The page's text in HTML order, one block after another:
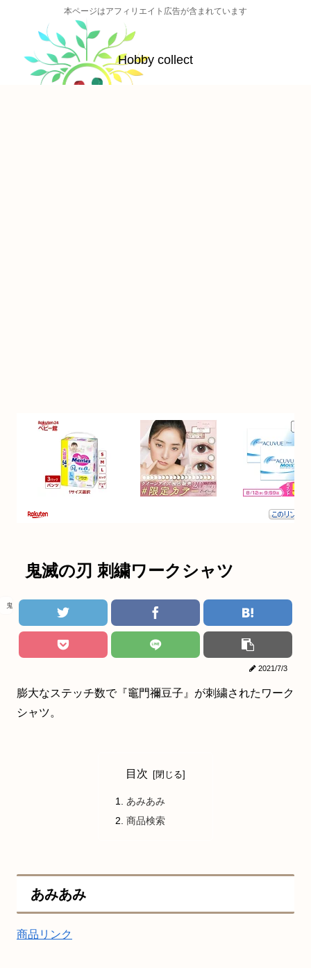
本ページはアフィリエイト広告が含まれています
Hobby collect
鬼滅の刃 刺繍ワークシャツ
鬼滅の刃
2021/7/3
膨大なステッチ数で『竈門禰豆子』が刺繍されたワーク
シャツ。
目次
あみあみ
商品検索
あみあみ
商品リンク